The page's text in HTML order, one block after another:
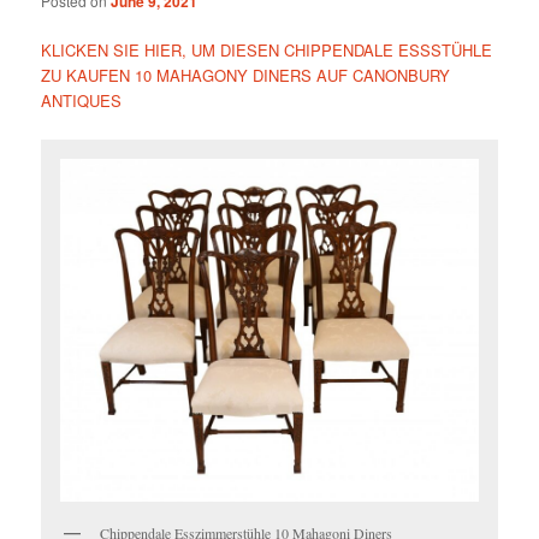
KLICKEN SIE HIER, UM DIESEN CHIPPENDALE ESSSTÜHLE
ZU KAUFEN 10 MAHAGONY DINERS AUF CANONBURY
ANTIQUES
Chippendale Esszimmerstühle 10 Mahagoni Diners